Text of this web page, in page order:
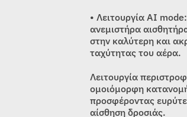
• Λειτουργία AI
ανεμιστήρα
στην καλύτερη και
ταχύτητας του αέρα.
Λειτουργία
ομοιόμορφη
προσφέροντας
αίσθηση δροσιάς.